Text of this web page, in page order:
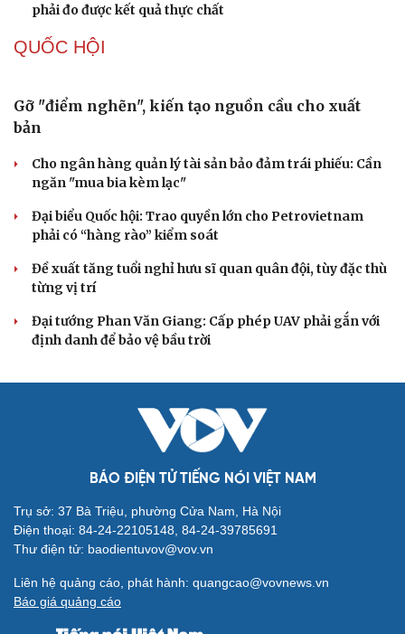
phải đo được kết quả thực chất
QUỐC HỘI
Gỡ "điểm nghẽn", kiến tạo nguồn cầu cho xuất
bản
Cho ngân hàng quản lý tài sản bảo đảm trái phiếu: Cần
ngăn "mua bia kèm lạc"
Đại biểu Quốc hội: Trao quyền lớn cho Petrovietnam
phải có “hàng rào” kiểm soát
Đề xuất tăng tuổi nghỉ hưu sĩ quan quân đội, tùy đặc thù
từng vị trí
Đại tướng Phan Văn Giang: Cấp phép UAV phải gắn với
định danh để bảo vệ bầu trời
BÁO ĐIỆN TỬ TIẾNG NÓI VIỆT NAM
Trụ sở: 37 Bà Triệu, phường Cửa Nam, Hà Nội
Điện thoại: 84-24-22105148, 84-24-39785691
Thư điện tử: baodientuvov@vov.vn
Liên hệ quảng cáo, phát hành: quangcao@vovnews.vn
Báo giá quảng cáo